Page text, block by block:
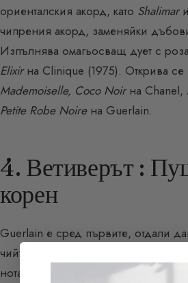
ориенталския акорд, като Shalimarи
чипрения акорд, заменяйки
Изпълнява омагьосващ дует с
Elixirна Clinique (1975). Открива се
Mademoiselle, Coco Noirна Chanel,
Petite Robe Noireна Guerlain.
4. Ветиверът :
корен
Guerlain е сред първите, отдали
чийто корен произвежда земна,
нота.
на Guerlain (1959)